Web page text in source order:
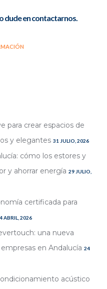
dude en contactarnos.
para crear espacios de
y elegantes 31 JULIO, 2026
cómo los estores y
y ahorrar energía 29 JULIO,
certificada para
ABRIL, 2026
una nueva
en Andalucía 24
acústico